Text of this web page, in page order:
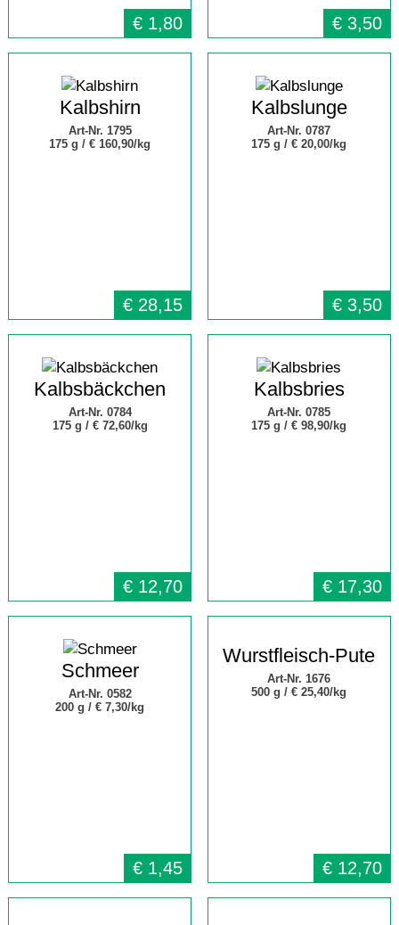
€ 1,80 € 3,50
Kalbshirn
Art-Nr. 1795
175 g / € 160,90/kg
€ 28,15
Kalbslunge
Art-Nr. 0787
175 g /€ 20,00/kg
€ 3,50
Kalbsbäckchen
Art-Nr. 0784
175 g / € 72,60/kg
€ 12,70
Kalbsbries
Art-Nr. 0785
175 g /€ 98,90/kg
€ 17,30
Schmeer
Art-Nr. 0582
200 g / € 7,30/kg
€ 1,45
Wurstfleisch-Pute
Art-Nr. 1676
500 g /€ 25,40/kg
€ 12,70